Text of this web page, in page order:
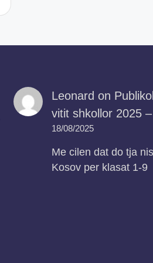
Leonard on
vitit shkollor 2025
18/08/2025
Me cilen dat do tja
Kosov per klasat 1-9